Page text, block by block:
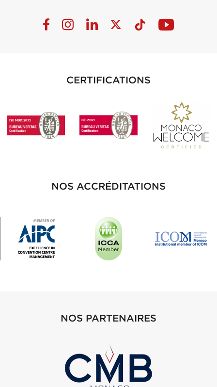
CERTIFICATIONS
NOS ACCRÉDITATIONS
NOS PARTENAIRES